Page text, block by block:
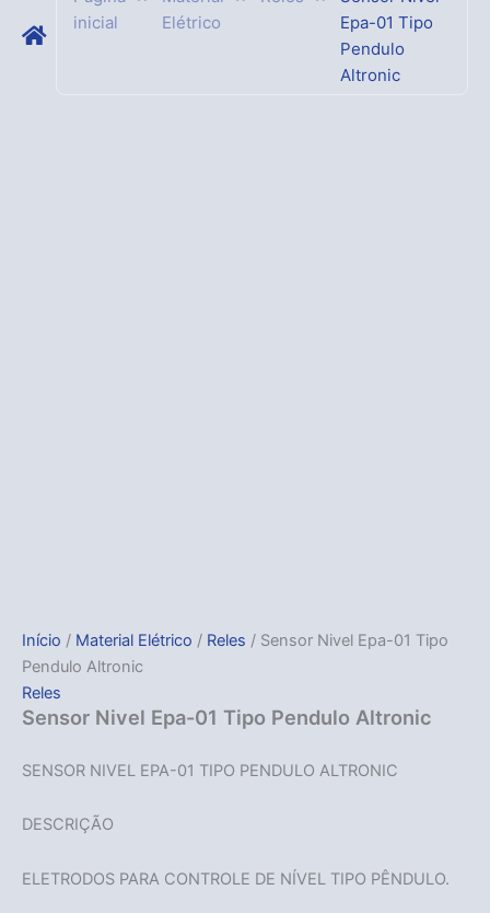
inicial
Elétrico
Epa-01 Tipo
Pendulo
Altronic
Início / Material Elétrico / Reles / Sensor Nivel Epa-01 Tipo
Pendulo Altronic
Reles
Sensor Nivel Epa-01 Tipo Pendulo Altronic
SENSOR NIVEL EPA-01 TIPO PENDULO ALTRONIC
DESCRIÇÃO
ELETRODOS PARA CONTROLE DE NÍVEL TIPO PÊNDULO.